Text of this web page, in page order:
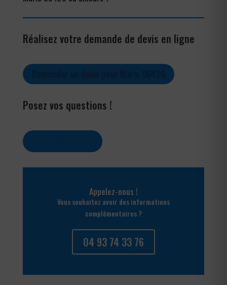
Réalisez votre demande de devis en ligne
Posez vos questions !
Appelez-nous !
Vous souhaitez avoir des informations
complémentaires ?
04 93 74 33 76